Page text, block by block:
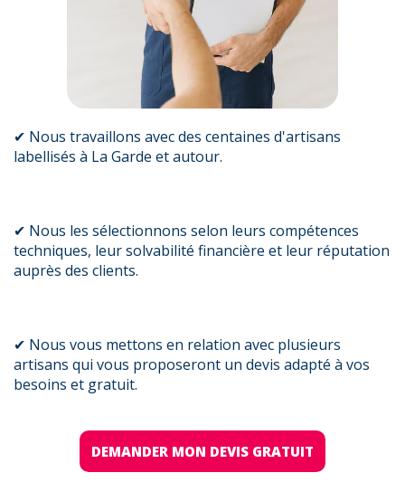
✔ Nous travaillons avec des centaines d'artisans
labellisés à La Garde et autour.
✔ Nous les sélectionnons selon leurs compétences
techniques, leur solvabilité financière et leur réputation
auprès des clients.
✔ Nous vous mettons en relation avec plusieurs
artisans qui vous proposeront un devis adapté à vos
besoins et gratuit.
DEMANDER MON DEVIS GRATUIT